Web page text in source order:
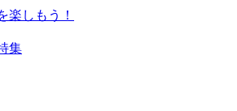
楽しもう！
集